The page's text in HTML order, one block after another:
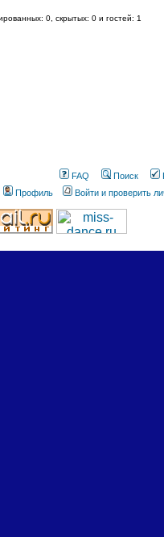
0, скрытых: 0 и гостей: 1
FAQ Поиск
Профиль
Войти и проверить